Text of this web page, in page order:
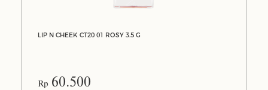
LIP N CHEEK CT20 01 ROSY 3.5 G
Rp 60.500